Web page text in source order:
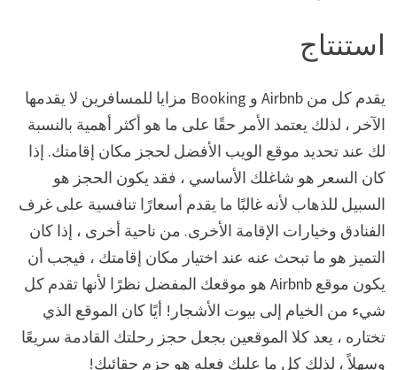
استنتاج
يقدم كل من Airbnb و Booking مزايا للمسافرين لا يقدمها
الآخر ، لذلك يعتمد الأمر حقًا على ما هو أكثر أهمية بالنسبة
لك عند تحديد موقع الويب الأفضل لحجز مكان إقامتك. إذا
كان السعر هو شاغلك الأساسي ، فقد يكون الحجز هو
السبيل للذهاب لأنه غالبًا ما يقدم أسعارًا تنافسية على غرف
الفنادق وخيارات الإقامة الأخرى. من ناحية أخرى ، إذا كان
التميز هو ما تبحث عنه عند اختيار مكان إقامتك ، فيجب أن
يكون موقع Airbnb هو موقعك المفضل نظرًا لأنها تقدم كل
شيء من الخيام إلى بيوت الأشجار! أيًا كان الموقع الذي
تختاره ، يعد كلا الموقعين بجعل حجز رحلتك القادمة سريعًا
وسهلاً ، لذلك كل ما عليك فعله هو حزم حقائبك!